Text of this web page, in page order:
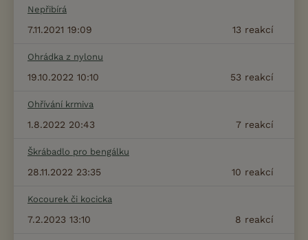
Nepřibírá
13 reakcí
7.11.2021 19:09
Ohrádka z nylonu
53 reakcí
19.10.2022 10:10
Ohřívání krmiva
7 reakcí
1.8.2022 20:43
Škrábadlo pro bengálku
10 reakcí
28.11.2022 23:35
Kocourek či kocicka
8 reakcí
7.2.2023 13:10